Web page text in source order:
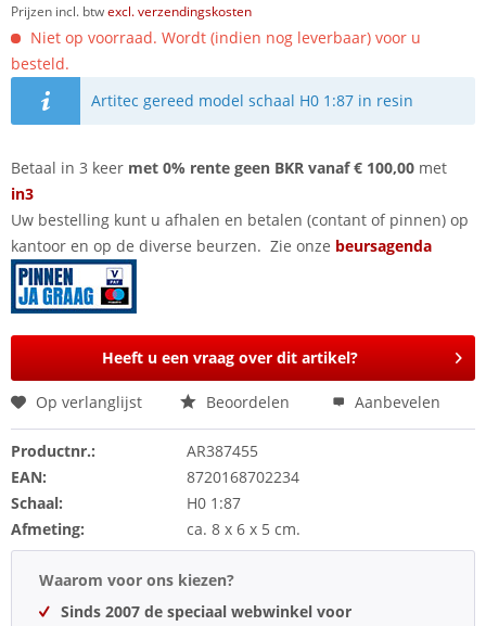
Prijzen incl. btwexcl. verzendingskosten
Niet op voorraad. Wordt (indien nog leverbaar) voor u
besteld.
Artitec gereed model schaal H0 1:87 in resin
Betaal in 3 keer met 0% rente geen BKR vanaf € 100,00 met
in3
Uw bestelling kunt u afhalen en betalen (contant of pinnen) op
kantoor en op de diverse beurzen. Zie onze beursagenda
Heeft u een vraag over dit artikel?
Op verlanglijst Beoordelen Aanbevelen
Productnr.:
AR387455
EAN:
8720168702234
Schaal:
H0 1:87
Afmeting:
ca. 8 x 6 x 5 cm.
Waarom voor ons kiezen?
Sinds 2007 de speciaal webwinkel voor